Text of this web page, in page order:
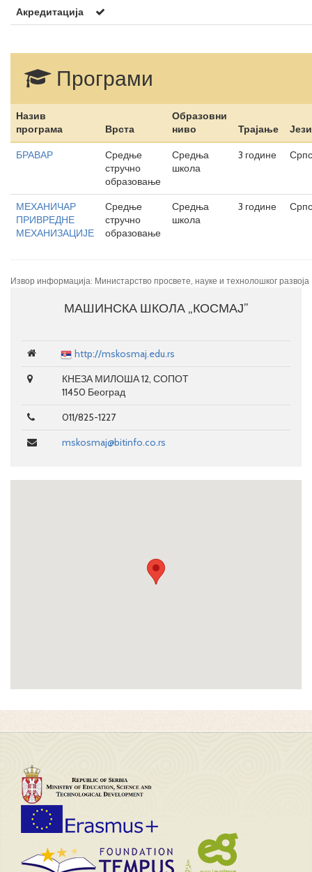
Акредитација
Програми
Назив
програма
Врста
Образовни
ниво
Трајање
БРАВАР
Средње
стручно
образовање
Средња
школа
3 године
МЕХАНИЧАР
ПРИВРЕДНЕ
МЕХАНИЗАЦИЈЕ
Средње
стручно
образовање
Средња
школа
3 године
Извор информација: Министарство просвете, науке и технолошког развоја
МАШИНСКА ШКОЛА „КОСМАЈ”
http://mskosmaj.edu.rs
КНЕЗА МИЛОША 12, СОПОТ
11450 Београд
011/825-1227
mskosmaj@bitinfo.co.rs